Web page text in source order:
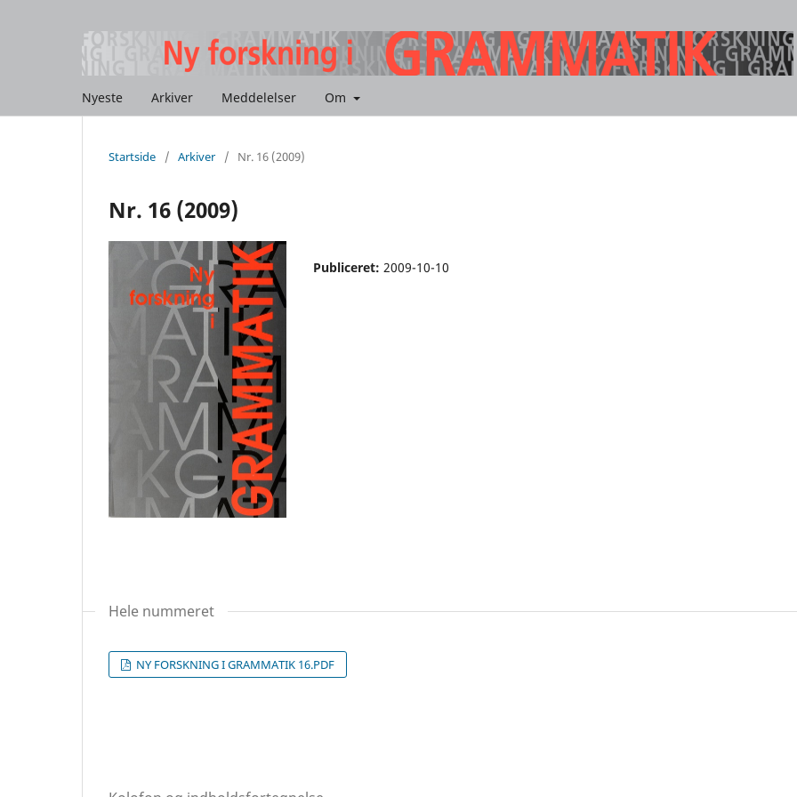
Nyeste Arkiver Meddelelser Om
Startside / Arkiver / Nr. 16 (2009)
Nr. 16 (2009)
Publiceret: 2009-10-10
Hele nummeret
NY FORSKNING I GRAMMATIK 16.PDF